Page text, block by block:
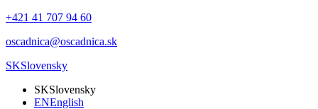
+421 41 707 94 60
oscadnica@oscadnica.sk
SKSlovensky
SKSlovensky
ENEnglish